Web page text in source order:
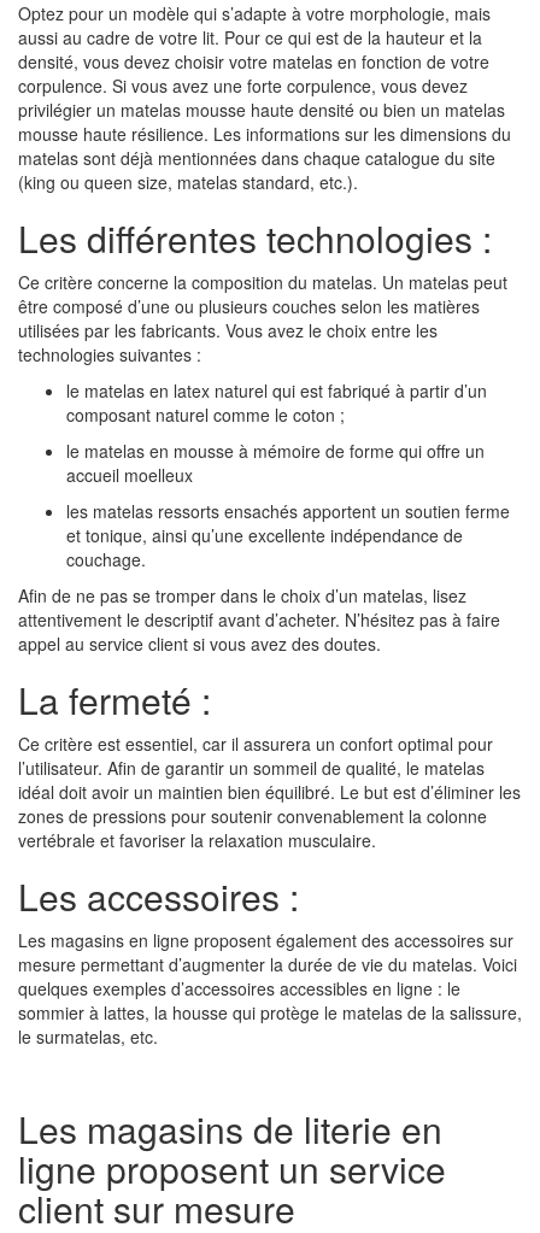
Optez pour un modèle qui s’adapte à votre morphologie, mais
aussi au cadre de votre lit. Pour ce qui est de la hauteur et la
densité, vous devez choisir votre matelas en fonction de votre
corpulence. Si vous avez une forte corpulence, vous devez
privilégier un matelas mousse haute densité ou bien un matelas
mousse haute résilience. Les informations sur les dimensions du
matelas sont déjà mentionnées dans chaque catalogue du site
(king ou queen size, matelas standard, etc.).
Les différentes technologies :
Ce critère concerne la composition du matelas. Un matelas peut
être composé d’une ou plusieurs couches selon les matières
utilisées par les fabricants. Vous avez le choix entre les
technologies suivantes :
le matelas en latex naturel qui est fabriqué à partir d’un
composant naturel comme le coton ;
le matelas en mousse à mémoire de forme qui offre un
accueil moelleux
les matelas ressorts ensachés apportent un soutien ferme
et tonique, ainsi qu’une excellente indépendance de
couchage.
Afin de ne pas se tromper dans le choix d’un matelas, lisez
attentivement le descriptif avant d’acheter. N’hésitez pas à faire
appel au service client si vous avez des doutes.
La fermeté :
Ce critère est essentiel, car il assurera un confort optimal pour
l’utilisateur. Afin de garantir un sommeil de qualité, le matelas
idéal doit avoir un maintien bien équilibré. Le but est d’éliminer les
zones de pressions pour soutenir convenablement la colonne
vertébrale et favoriser la relaxation musculaire.
Les accessoires :
Les magasins en ligne proposent également des accessoires sur
mesure permettant d’augmenter la durée de vie du matelas. Voici
quelques exemples d’accessoires accessibles en ligne : le
sommier à lattes, la housse qui protège le matelas de la salissure,
le surmatelas, etc.
Les magasins de literie en
ligne proposent un service
client sur mesure